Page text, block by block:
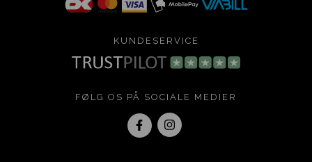
KUNDESERVICE
FØLG OS PÅ SOCIALE MEDIER